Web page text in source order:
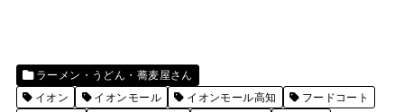
ラーメン・うどん・蕎麦屋さん
イオン
イオンモール イオンモール高知
フードコート